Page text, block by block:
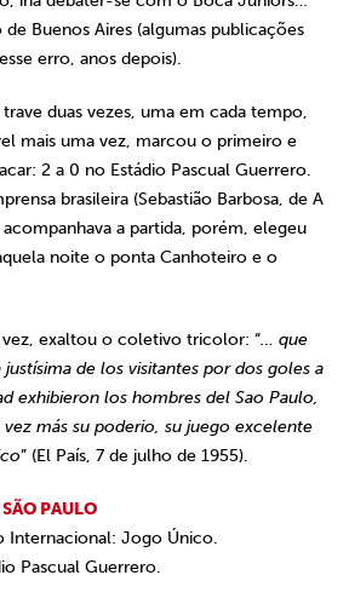
Buenos Aires (algumas publicações
erro, anos depois).
duas vezes, uma em cada tempo,
mais uma vez, marcou o primeiro e
2 a 0 no Estádio Pascual Guerrero.
brasileira (Sebastião Barbosa, de A
a partida, porém, elegeu
noite o ponta Canhoteiro e o
exaltou o coletivo tricolor: “… que
de los visitantes por dos goles a
exhibieron los hombres del Sao Paulo,
más su poderio, su juego excelente
” (El País, 7 de julho de 1955).
PAULO
Internacional: Jogo Único.
Pascual Guerrero.